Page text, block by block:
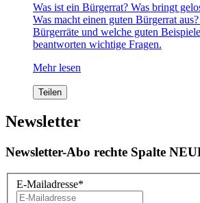
Was ist ein Bürgerrat? Was bringt
Was macht einen guten Bürgerrat
Bürgerräte und welche guten
beantworten wichtige Fragen.
Mehr lesen
Teilen
Newsletter
Newsletter-Abo rechte Spalte
E-Mailadresse*